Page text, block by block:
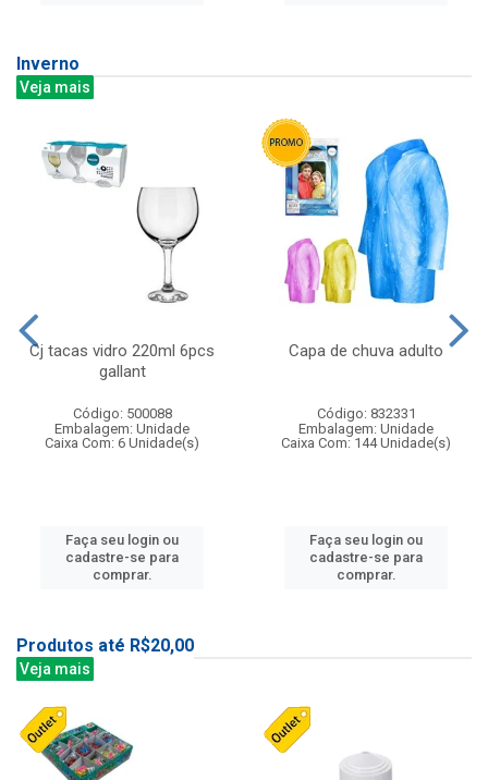
Inverno
Veja mais
Cj tacas vidro 220ml 6pcs
gallant
Código: 500088
Embalagem: Unidade
Caixa Com: 6 Unidade(s)
Faça seu login ou
cadastre-se para
comprar.
Capa de chuva adulto
Código: 832331
Embalagem: Unidade
Caixa Com: 144 Unidade(s)
Faça seu login ou
cadastre-se para
comprar.
Produtos até R$20,00
Veja mais